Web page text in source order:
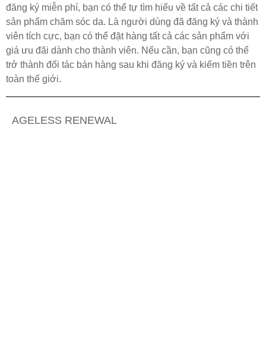
đăng ký miễn phí, bạn có thể tự tìm hiểu về tất cả các chi tiết
sản phẩm chăm sóc da. Là người dùng đã đăng ký và thành
viên tích cực, bạn có thể đặt hàng tất cả các sản phẩm với
giá ưu đãi dành cho thành viên. Nếu cần, bạn cũng có thể
trở thành đối tác bán hàng sau khi đăng ký và kiếm tiền trên
toàn thế giới.
AGELESS RENEWAL